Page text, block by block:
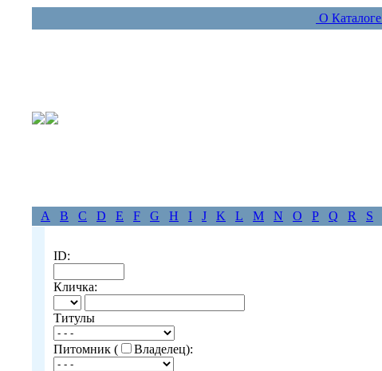
О Каталоге
A B C D E F G H I J K L M N O P Q R S
ID:
Кличка:
Титулы
Питомник ( Владелец):